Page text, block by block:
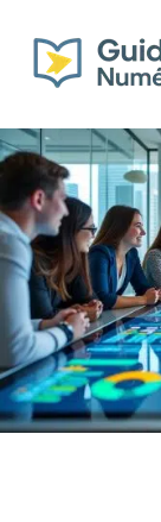
contenu